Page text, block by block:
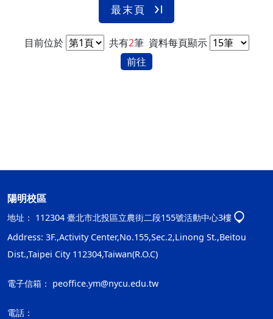
最末頁
目前位於 共有2筆 資料每頁顯示
前往
陽明校區
地址： 112304 臺北市北投區立農街二段155號活動中心3樓
Address: 3F.,Activity Center,No.155,Sec.2,Linong St.,Beitou
Dist.,Taipei City 112304,Taiwan(R.O.C)
電子信箱： peoffice.ym@nycu.edu.tw
電話：